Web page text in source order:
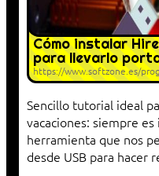
Cómo instalar
para llevarlo
https://www.softzone.es/
Sencillo tutorial ideal
vacaciones: siempre
herramienta que nos
desde USB para hacer